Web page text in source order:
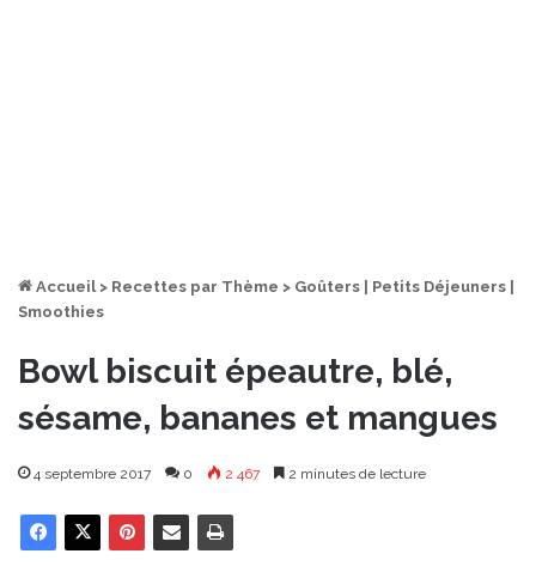
Accueil > Recettes par Thème > Goûters | Petits Déjeuners |
Smoothies
Bowl biscuit épeautre, blé,
sésame, bananes et mangues
4 septembre 2017 0 2 467 2 minutes de lecture